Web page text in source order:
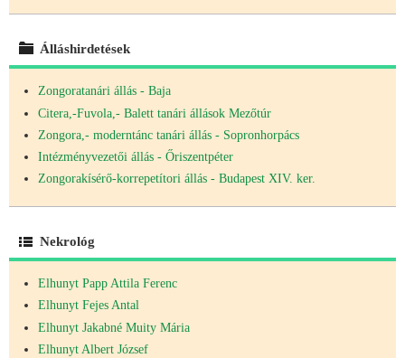
Álláshirdetések
Zongoratanári állás - Baja
Citera,-Fuvola,- Balett tanári állások Mezőtúr
Zongora,- moderntánc tanári állás - Sopronhorpács
Intézményvezetői állás - Őriszentpéter
Zongorakísérő-korrepetítori állás - Budapest XIV. ker.
Nekrológ
Elhunyt Papp Attila Ferenc
Elhunyt Fejes Antal
Elhunyt Jakabné Muity Mária
Elhunyt Albert József